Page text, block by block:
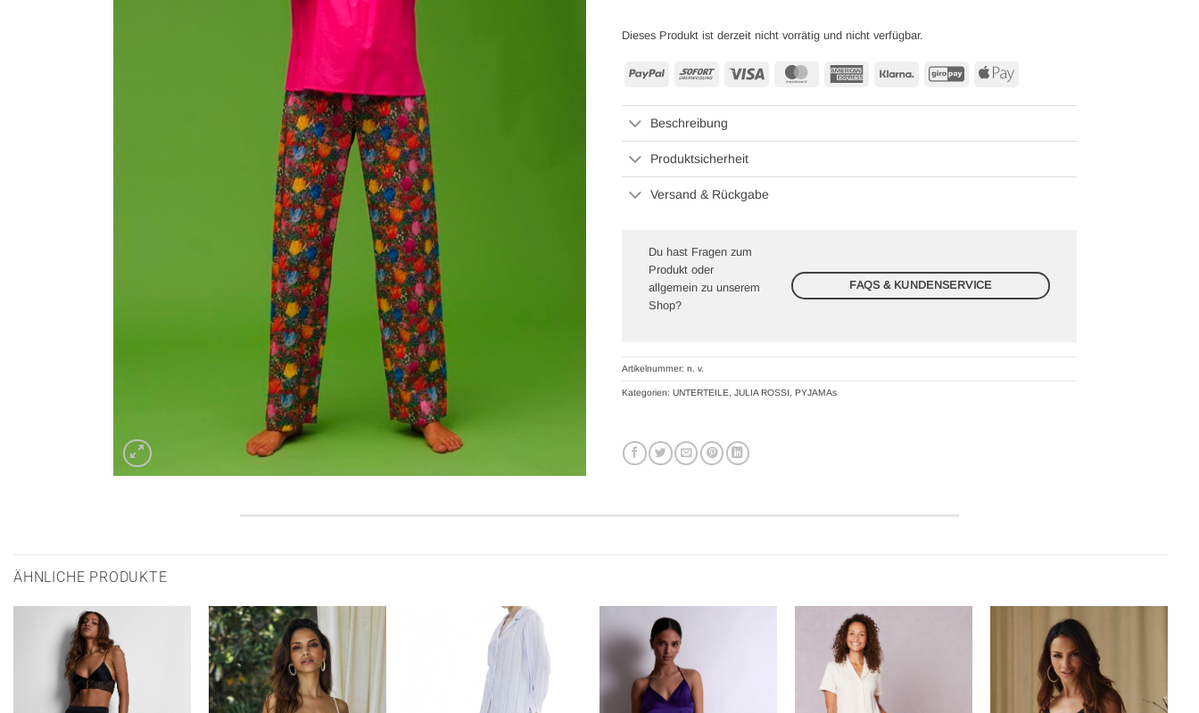
Dieses Produkt ist derzeit nicht vorrätig und nicht verfügbar.
PayPal Sofort Visa MasterCard American
Klarna GiroPay
Apple
Beschreibung
Produktsicherheit
Versand & Rückgabe
Du hast Fragen zum
Produkt oder
allgemein zu unserem
Shop?
FAQS & KUNDENSERVICE
Artikelnummer: n. v.
Kategorien: UNTERTEILE, JULIA ROSSI, PYJAMAs
ÄHNLICHE PRODUKTE